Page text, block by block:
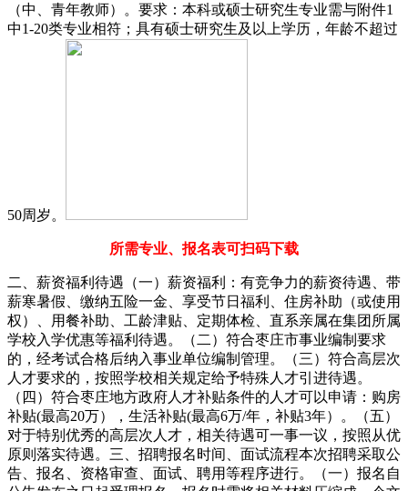
（中、青年教师）。要求：本科或硕士研究生专业需与附件1
中1-20类专业相符；具有硕士研究生及以上学历，年龄不超过
50周岁。
所需专业、报名表可扫码下载
二、薪资福利待遇（一）薪资福利：有竞争力的薪资待遇、带
薪寒暑假、缴纳五险一金、享受节日福利、住房补助（或使用
权）、用餐补助、工龄津贴、定期体检、直系亲属在集团所属
学校入学优惠等福利待遇。（二）符合枣庄市事业编制要求
的，经考试合格后纳入事业单位编制管理。（三）符合高层次
人才要求的，按照学校相关规定给予特殊人才引进待遇。
（四）符合枣庄地方政府人才补贴条件的人才可以申请：购房
补贴(最高20万），生活补贴(最高6万/年，补贴3年）。（五）
对于特别优秀的高层次人才，相关待遇可一事一议，按照从优
原则落实待遇。三、招聘报名时间、面试流程本次招聘采取公
告、报名、资格审查、面试、聘用等程序进行。（一）报名自